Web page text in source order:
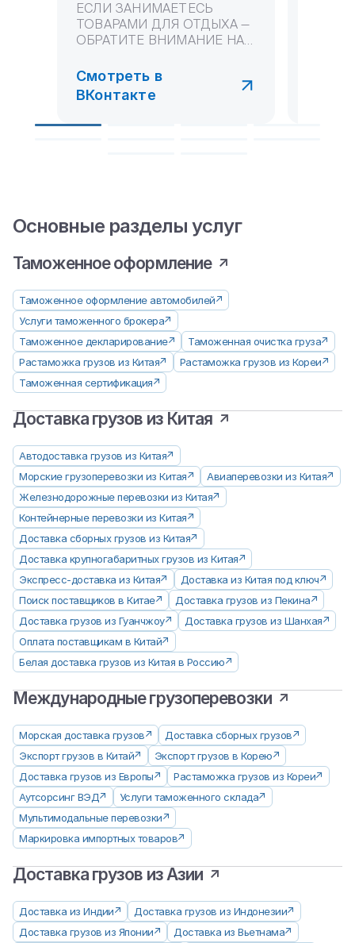
ЕСЛИ ЗАНИМАЕТЕСЬ
ТОВАРАМИ ДЛЯ ОТДЫХА —
ОБРАТИТЕ ВНИМАНИЕ НА
🇨🇳 Этот производите...
Смотреть в
ВКонтакте
Основные разделы услуг
Таможенное оформление
Таможенное оформление автомобилей
Услуги таможенного брокера
Таможенное декларирование
Таможенная очистка груза
Растаможка грузов из Китая
Растаможка грузов из Кореи
Таможенная сертификация
Доставка грузов из Китая
Автодоставка грузов из Китая
Морские грузоперевозки из Китая
Авиаперевозки из Китая
Железнодорожные перевозки из Китая
Контейнерные перевозки из Китая
Доставка сборных грузов из Китая
Доставка крупногабаритных грузов из Китая
Экспресс-доставка из Китая
Доставка из Китая под ключ
Поиск поставщиков в Китае
Доставка грузов из Пекина
Доставка грузов из Гуанчжоу
Доставка грузов из Шанхая
Оплата поставщикам в Китай
Белая доставка грузов из Китая в Россию
Международные грузоперевозки
Морская доставка грузов
Доставка сборных грузов
Экспорт грузов в Китай
Экспорт грузов в Корею
Доставка грузов из Европы
Растаможка грузов из Кореи
Аутсорсинг ВЭД
Услуги таможенного склада
Мультимодальные перевозки
Маркировка импортных товаров
Доставка грузов из Азии
Доставка из Индии
Доставка грузов из Индонезии
Доставка грузов из Японии
Доставка из Вьетнама